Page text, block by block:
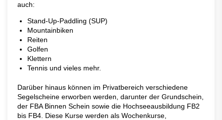
auch:
Stand-Up-Paddling (SUP)
Mountainbiken
Reiten
Golfen
Klettern
Tennis und vieles mehr.
Darüber hinaus können im Privatbereich verschiedene
Segelscheine erworben werden, darunter der Grundschein,
der FBA Binnen Schein sowie die Hochseeausbildung FB2
bis FB4. Diese Kurse werden als Wochenkurse,